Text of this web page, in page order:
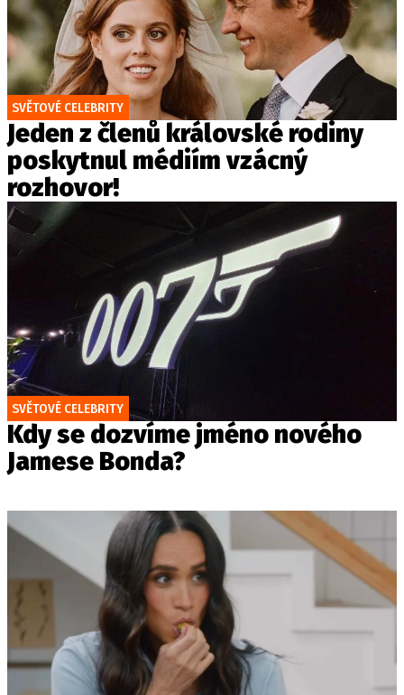
SVĚTOVÉ CELEBRITY
Jeden z členů královské rodiny
poskytnul médiím vzácný
rozhovor!
SVĚTOVÉ CELEBRITY
Kdy se dozvíme jméno nového
Jamese Bonda?